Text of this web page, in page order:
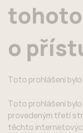
o
Toto prohlášení bylo
Toto prohlášení
provedeným třetí
těchto